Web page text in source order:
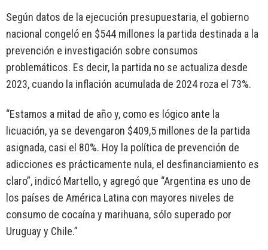
Según datos de la ejecución presupuestaria, el gobierno
nacional congeló en $544 millones la partida destinada a la
prevención e investigación sobre consumos
problemáticos. Es decir, la partida no se actualiza desde
2023, cuando la inflación acumulada de 2024 roza el 73%.
“Estamos a mitad de año y, como es lógico ante la
licuación, ya se devengaron $409,5 millones de la partida
asignada, casi el 80%. Hoy la política de prevención de
adicciones es prácticamente nula, el desfinanciamiento es
claro”, indicó Martello, y agregó que “Argentina es uno de
los países de América Latina con mayores niveles de
consumo de cocaína y marihuana, sólo superado por
Uruguay y Chile.”